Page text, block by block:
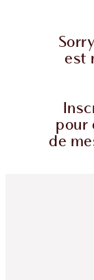
est
pour
de